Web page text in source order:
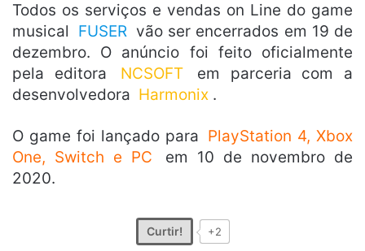
Todos os serviços e vendas on Line do game
musical
FUSER vão ser encerrados em 19 de
dezembro. O anúncio foi feito oficialmente
pela editora
NCSOFT
em parceria com a
desenvolvedora Harmonix .
O game foi lançado para PlayStation 4, Xbox
One, Switch e PC
em 10 de novembro de
2020.
Curtir! +2